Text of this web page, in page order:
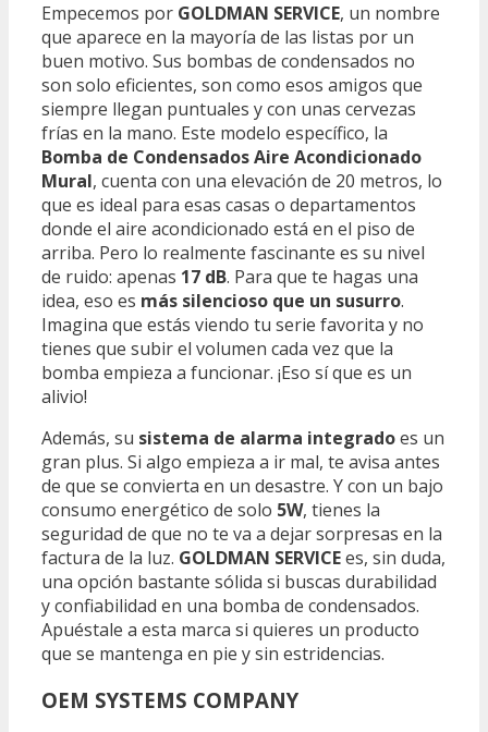
Empecemos por GOLDMAN SERVICE, un nombre
que aparece en la mayoría de las listas por un
buen motivo. Sus bombas de condensados no
son solo eficientes, son como esos amigos que
siempre llegan puntuales y con unas cervezas
frías en la mano. Este modelo específico, la
Bomba de Condensados Aire Acondicionado
Mural, cuenta con una elevación de 20 metros, lo
que es ideal para esas casas o departamentos
donde el aire acondicionado está en el piso de
arriba. Pero lo realmente fascinante es su nivel
de ruido: apenas 17 dB. Para que te hagas una
idea, eso es más silencioso que un susurro.
Imagina que estás viendo tu serie favorita y no
tienes que subir el volumen cada vez que la
bomba empieza a funcionar. ¡Eso sí que es un
alivio!
Además, su sistema de alarma integradoes un
gran plus. Si algo empieza a ir mal, te avisa antes
de que se convierta en un desastre. Y con un bajo
consumo energético de solo 5W, tienes la
seguridad de que no te va a dejar sorpresas en la
factura de la luz. GOLDMAN SERVICEes, sin duda,
una opción bastante sólida si buscas durabilidad
y confiabilidad en una bomba de condensados.
Apuéstale a esta marca si quieres un producto
que se mantenga en pie y sin estridencias.
OEM SYSTEMS COMPANY